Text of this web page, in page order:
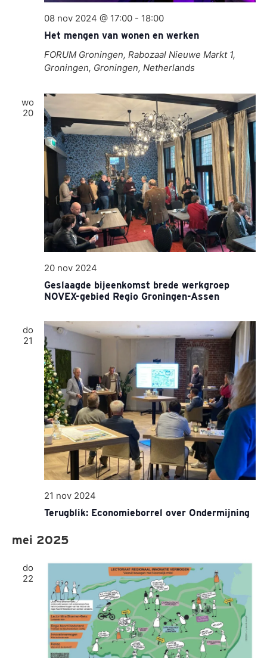
Het mengen van wonen en werken
08 nov 2024 @ 17:00- 18:00
FORUM Groningen, Rabozaal Nieuwe Markt 1,
Groningen, Groningen, Netherlands
wo
20
Geslaagde bijeenkomst brede werkgroep
NOVEX-gebied Regio Groningen-Assen
20 nov 2024
do
21
Terugblik: Economieborrel over Ondermijning
21 nov 2024
mei 2025
do
22